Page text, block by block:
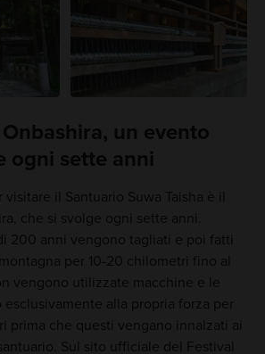
un evento
ogni sette anni
il Santuario Suwa Taisha è il
che si svolge ogni sette anni.
200 anni vengono tagliati e poi fatti
per 10-20 chilometri fino al
vengono utilizzate macchine e le
esclusivamente alla propria forza per
prima che questi vengano innalzati ai
Sul sito ufficiale del Festival